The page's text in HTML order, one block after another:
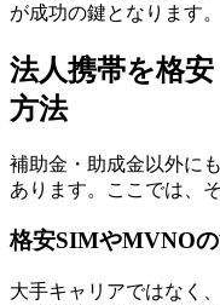
が成功の鍵となります。
法人携帯を格
方法
補助金・助成金以外に
あります。ここでは、
格安SIMやMVNOの
大手キャリアではなく